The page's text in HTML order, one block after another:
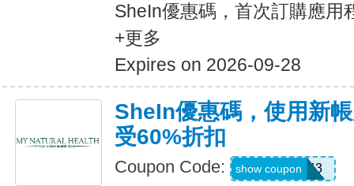
SheIn優惠碼，首次訂購應用
+更多
Expires on 2026-09-28
SheIn優惠碼，使用新
受60%折扣
Coupon Code: 66WK443
show coupon